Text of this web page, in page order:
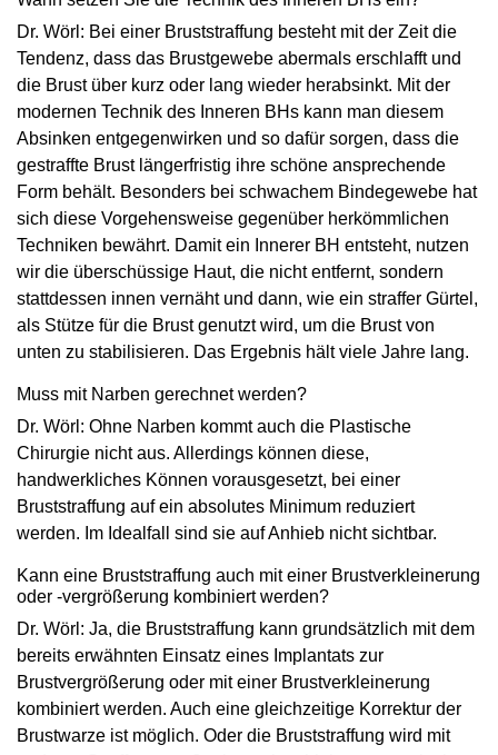
Dr. Wörl: Bei einer Bruststraffung besteht mit der Zeit die
Tendenz, dass das Brustgewebe abermals erschlafft und
die Brust über kurz oder lang wieder herabsinkt. Mit der
modernen Technik des Inneren BHs kann man diesem
Absinken entgegenwirken und so dafür sorgen, dass die
gestraffte Brust längerfristig ihre schöne ansprechende
Form behält. Besonders bei schwachem Bindegewebe hat
sich diese Vorgehensweise gegenüber herkömmlichen
Techniken bewährt. Damit ein Innerer BH entsteht, nutzen
wir die überschüssige Haut, die nicht entfernt, sondern
stattdessen innen vernäht und dann, wie ein straffer Gürtel,
als Stütze für die Brust genutzt wird, um die Brust von
unten zu stabilisieren. Das Ergebnis hält viele Jahre lang.
Muss mit Narben gerechnet werden?
Dr. Wörl: Ohne Narben kommt auch die Plastische
Chirurgie nicht aus. Allerdings können diese,
handwerkliches Können vorausgesetzt, bei einer
Bruststraffung auf ein absolutes Minimum reduziert
werden. Im Idealfall sind sie auf Anhieb nicht sichtbar.
Kann eine Bruststraffung auch mit einer Brustverkleinerung
oder -vergrößerung kombiniert werden?
Dr. Wörl: Ja, die Bruststraffung kann grundsätzlich mit dem
bereits erwähnten Einsatz eines Implantats zur
Brustvergrößerung oder mit einer Brustverkleinerung
kombiniert werden. Auch eine gleichzeitige Korrektur der
Brustwarze ist möglich. Oder die Bruststraffung wird mit